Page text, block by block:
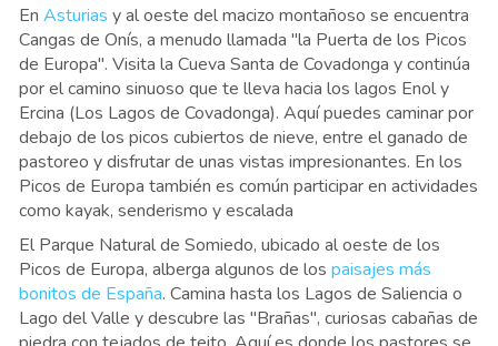
En Asturias y al oeste del macizo montañoso se encuentra
Cangas de Onís, a menudo llamada "la Puerta de los Picos
de Europa". Visita la Cueva Santa de Covadonga y continúa
por el camino sinuoso que te lleva hacia los lagos Enol y
Ercina (Los Lagos de Covadonga). Aquí puedes caminar por
debajo de los picos cubiertos de nieve, entre el ganado de
pastoreo y disfrutar de unas vistas impresionantes. En los
Picos de Europa también es común participar en actividades
como kayak, senderismo y escalada
El Parque Natural de Somiedo, ubicado al oeste de los
Picos de Europa, alberga algunos de los paisajes más
bonitos de España. Camina hasta los Lagos de Saliencia o
Lago del Valle y descubre las "Brañas", curiosas cabañas de